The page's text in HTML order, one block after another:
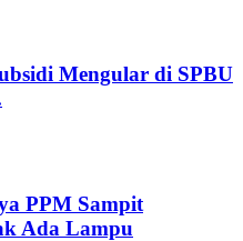
Mengular di SPBU
PPM Sampit
Ada Lampu